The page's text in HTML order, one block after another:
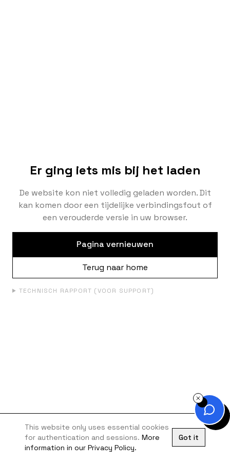
Er ging iets mis bij het laden
De website kon niet volledig geladen worden. Dit
kan komen door een tijdelijke verbindingsfout of
een verouderde versie in uw browser.
Pagina vernieuwen
Terug naar home
TECHNISCH RAPPORT (VOOR SUPPORT)
This website only uses essential cookies
for authentication and sessions. More
information in our Privacy Policy.
Got it